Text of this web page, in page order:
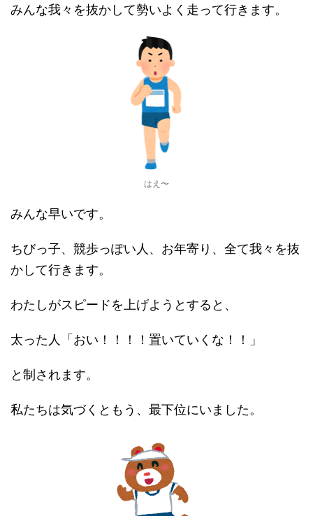
みんな我々を抜かして勢いよく走って行きます。
はえ〜
みんな早いです。
ちびっ子、競歩っぽい人、お年寄り、全て我々を抜
かして行きます。
わたしがスピードを上げようとすると、
太った人「おい！！！！置いていくな！！」
と制されます。
私たちは気づくともう、最下位にいました。